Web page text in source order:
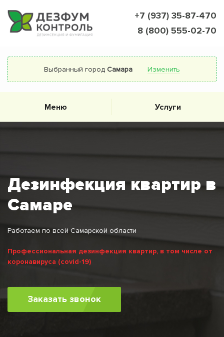
+7 (937) 35-87-470
8 (800) 555-02-70
Выбранный город Самара Изменить
Меню Услуги
Дезинфекция квартир в
Самаре
Работаем по всей Самарской области
Профессиональная дезинфекция квартир, в том числе от
коронавируса (covid-19)
Заказать звонок